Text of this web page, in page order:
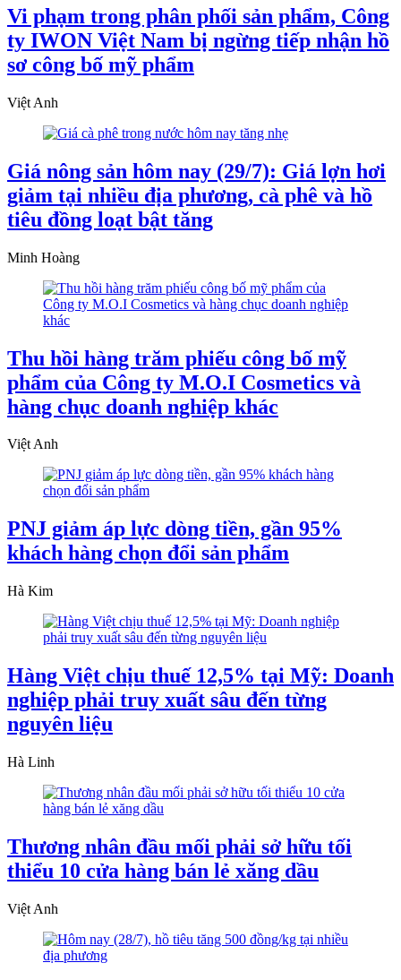
Vi phạm trong phân phối sản phẩm, Công
ty IWON Việt Nam bị ngừng tiếp nhận hồ
sơ công bố mỹ phẩm
Việt Anh
Giá nông sản hôm nay (29/7): Giá lợn hơi
giảm tại nhiều địa phương, cà phê và hồ
tiêu đồng loạt bật tăng
Minh Hoàng
Thu hồi hàng trăm phiếu công bố mỹ
phẩm của Công ty M.O.I Cosmetics và
hàng chục doanh nghiệp khác
Việt Anh
PNJ giảm áp lực dòng tiền, gần 95%
khách hàng chọn đổi sản phẩm
Hà Kim
Hàng Việt chịu thuế 12,5% tại Mỹ: Doanh
nghiệp phải truy xuất sâu đến từng
nguyên liệu
Hà Linh
Thương nhân đầu mối phải sở hữu tối
thiểu 10 cửa hàng bán lẻ xăng dầu
Việt Anh